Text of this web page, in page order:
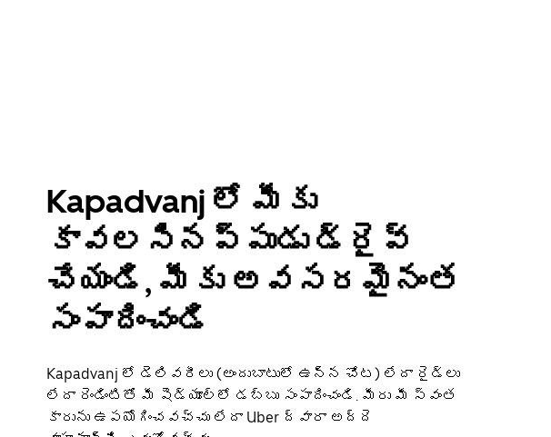
Kapadvanj లో మీకు
కావలసినప్పుడు డ్రైవ్
చేయండి, మీకు అవసరమైనంత
సంపాదించండి
Kapadvanj లో డెలివరీలు (అందుబాటులో ఉన్న చోట) లేదా రైడ్‌లు
లేదా రెండింటితో మీ షెడ్యూల్‌లో డబ్బు సంపాదించండి. మీరు మీ స్వంత
కారును ఉపయోగించవచ్చు లేదా Uber ద్వారా అద్దె